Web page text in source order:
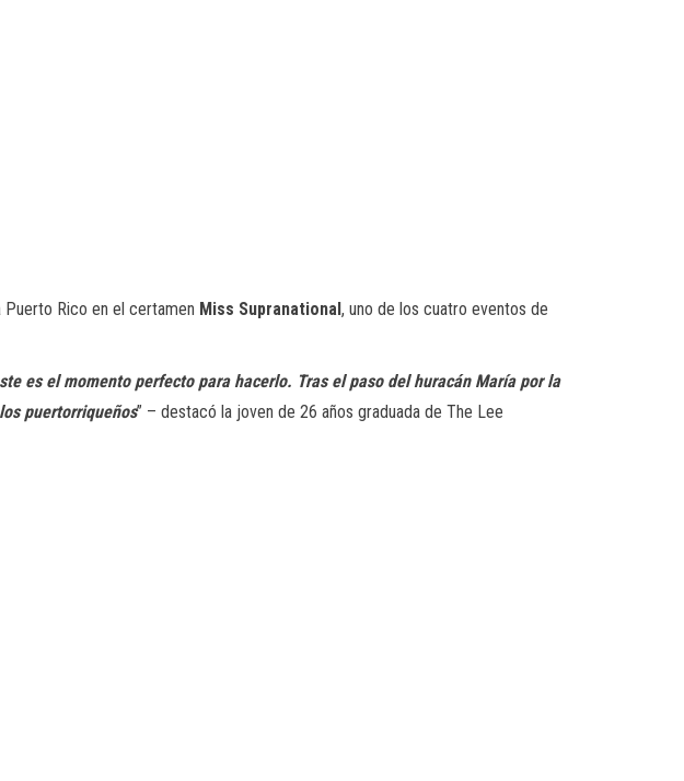
Rico en el certamen Miss Supranational, uno de los cuatro eventos de
es el momento perfecto para hacerlo. Tras el paso del huracán María por la
puertorriqueños” – destacó la joven de 26 años graduada de The Lee